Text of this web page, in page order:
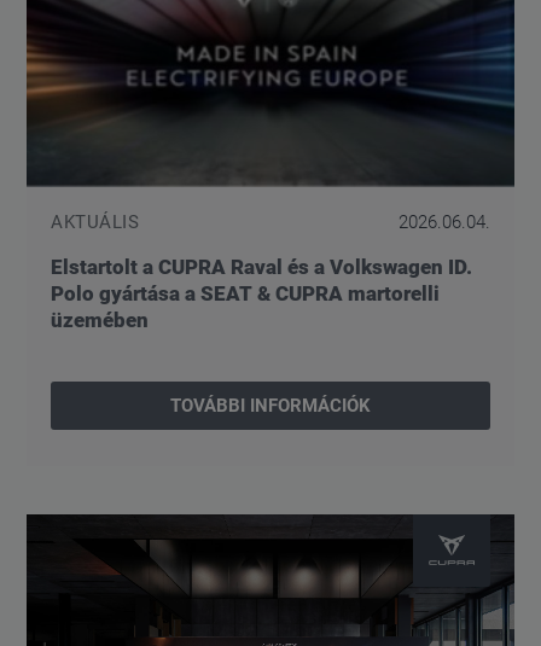
AKTUÁLIS 2026.06.04.
Elstartolt a CUPRA Raval és a Volkswagen ID.
Polo gyártása a SEAT & CUPRA martorelli
üzemében
TOVÁBBI INFORMÁCIÓK